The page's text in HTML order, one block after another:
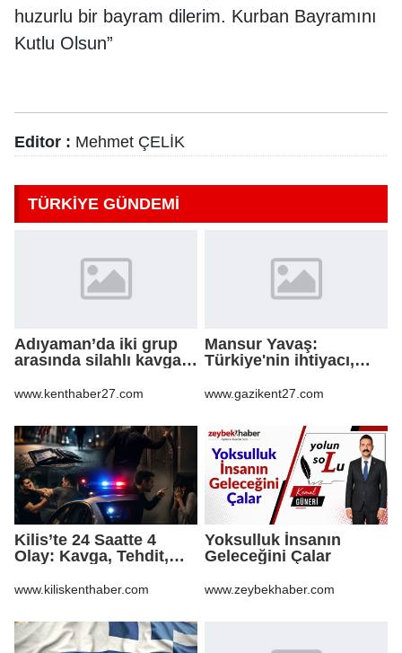
huzurlu bir bayram dilerim. Kurban Bayramını
Kutlu Olsun”
Editor : Mehmet ÇELİK
TÜRKİYE GÜNDEMİ
Adıyaman’da iki grup
arasında silahlı kavga:
www.kenthaber27.com
Mansur Yavaş:
Türkiye'nin ihtiyacı,
mutabakatlar değil
www.gazikent27.com
Kilis’te 24 Saatte 4
Olay: Kavga, Tehdit,
Verme
www.kiliskenthaber.com
Yoksulluk İnsanın
Geleceğini Çalar
www.zeybekhaber.com